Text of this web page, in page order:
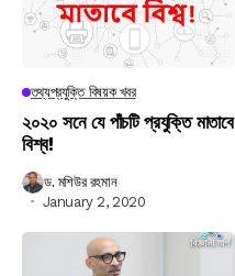
তথ্যপ্রযুক্তি বিষয়ক খবর
২০২০ সনে যে পাঁচটি প্রযুক্তি মাতাবে
বিশ্ব!
ড. মশিউর রহমান
January 2, 2020